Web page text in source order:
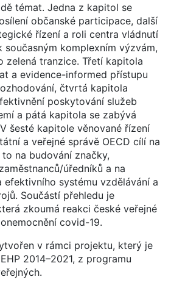
témat. Jedna z kapitol se
občanské participace, další
řízení a roli centra vládnutí
současným komplexním výzvám,
zelená tranzice. Třetí kapitola
a evidence-informed přístupu
čtvrtá kapitola
poskytování služeb
a pátá kapitola se zabývá
šesté kapitole věnované řízení
a veřejné správě OECD cílí na
na budování značky,
úředníků a na
efektivního systému vzdělávání a
Součástí přehledu je
zkoumá reakci české veřejné
covid-19.
v rámci projektu, který je
2014–2021, z programu